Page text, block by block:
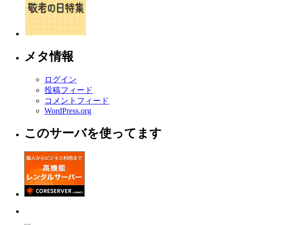
メタ情報
ログイン
投稿フィード
コメントフィード
WordPress.org
このサーバを使ってます